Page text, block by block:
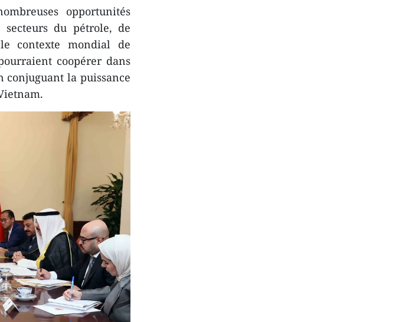
opportunités
du pétrole, de
contexte mondial de
coopérer dans
conjuguant la puissance